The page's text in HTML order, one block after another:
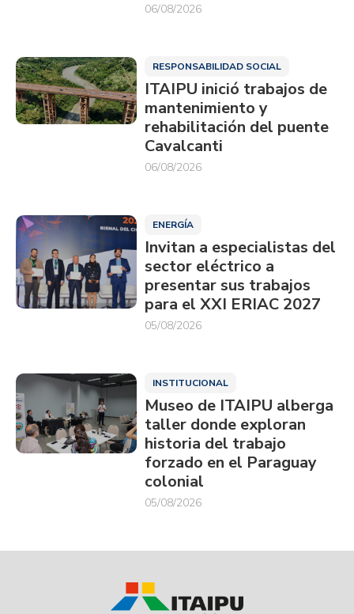
06/08/2026
RESPONSABILIDAD SOCIAL
ITAIPU inició trabajos de
mantenimiento y
rehabilitación del puente
Cavalcanti
06/08/2026
ENERGÍA
Invitan a especialistas del
sector eléctrico a
presentar sus trabajos
para el XXI ERIAC 2027
05/08/2026
INSTITUCIONAL
Museo de ITAIPU alberga
taller donde exploran
historia del trabajo
forzado en el Paraguay
colonial
05/08/2026